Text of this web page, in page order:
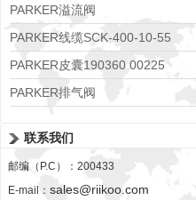
608074
PARKER溢流阀
RE06M35W2N1KWXG087
PARKER线缆SCK-400-10-55
PARKER皮囊190360 00225
PARKER排气阀
联系我们
邮编（P.C）：200433
E-mail： sales@riikoo.com